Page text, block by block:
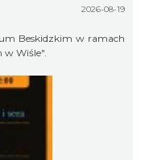
2026-08-19
Beskidzkim w ramach
Wiśle".